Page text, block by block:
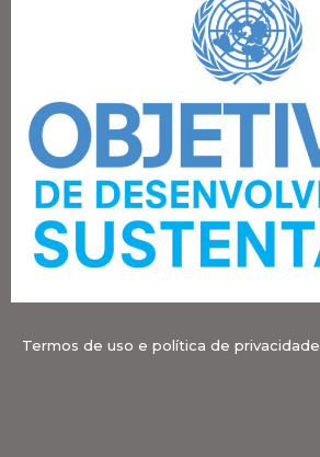
Termos de uso e política de privacidade